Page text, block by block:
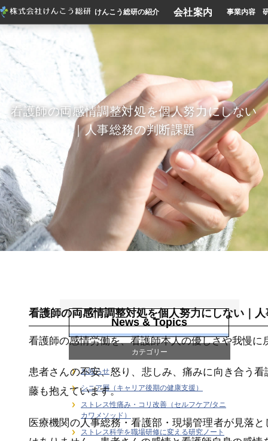
けんこう総研の紹介 会社案内 事業内容
看護師の両感情調整対処を個人努力にしない
｜人事総務の判断課題
看護師の両感情調整対処を個人努力にしない｜
看護師の感情労働を、看護師本人の優しさや我慢に
患者さんの不安、怒り、悲しみ、痛みに向き合う
藤も抱えています。
医療機関の人事総務・看護部・現場管理者が見落
News & Topics
カテゴリー
お知らせ
シニア層（キャリア後期の健康支援）
ストレス性痛み・コリ改善（セルフケア/タニ
カワメソッド）
ストレス科学を職場研修に変える研究ノート